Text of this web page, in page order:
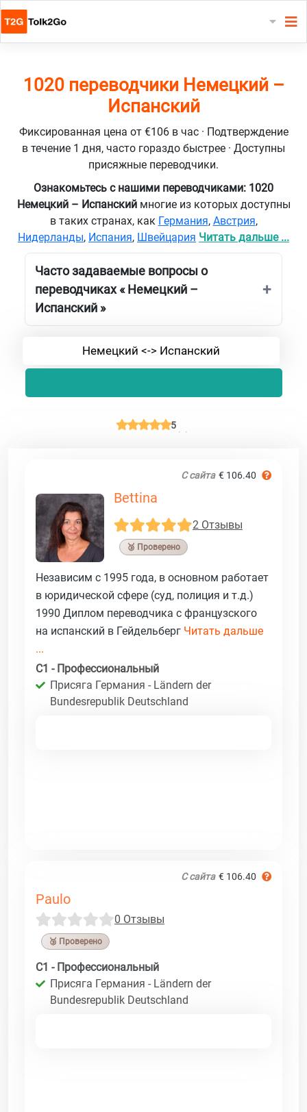
1020 переводчики Немецкий –
Испанский
Фиксированная цена от €106 в час · Подтверждение
в течение 1 дня, часто гораздо быстрее · Доступны
присяжные переводчики.
Ознакомьтесь с нашими переводчиками: 1020
Немецкий – Испанский многие из которых доступны
в таких странах, как Германия, Австрия,
Нидерланды, Испания, Швейцария Читать дальше ...
Часто задаваемые вопросы о
переводчиках « Немецкий –
Испанский »
Немецкий <-> Испанский
5
С сайта € 106.40
Bettina
2 Отзывы
🥉 Проверено
Независим с 1995 года, в основном работает
в юридической сфере (суд, полиция и т.д.)
1990 Диплом переводчика с французского
на испанский в Гейдельберг Читать дальше
...
C1 - Профессиональный
Присяга Германия - Ländern der
Bundesrepublik Deutschland
С сайта € 106.40
Paulo
0 Отзывы
🥉 Проверено
C1 - Профессиональный
Присяга Германия - Ländern der
Bundesrepublik Deutschland